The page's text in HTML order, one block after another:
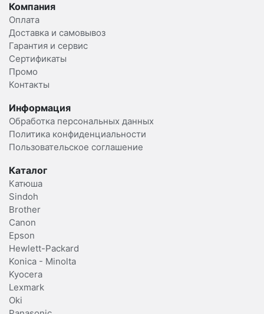
Компания
Оплата
Доставка и самовывоз
Гарантия и сервис
Сертификаты
Промо
Контакты
Информация
Обработка персональных данных
Политика конфиденциальности
Пользовательское соглашение
Каталог
Катюша
Sindoh
Brother
Canon
Epson
Hewlett-Packard
Konica - Minolta
Kyocera
Lexmark
Oki